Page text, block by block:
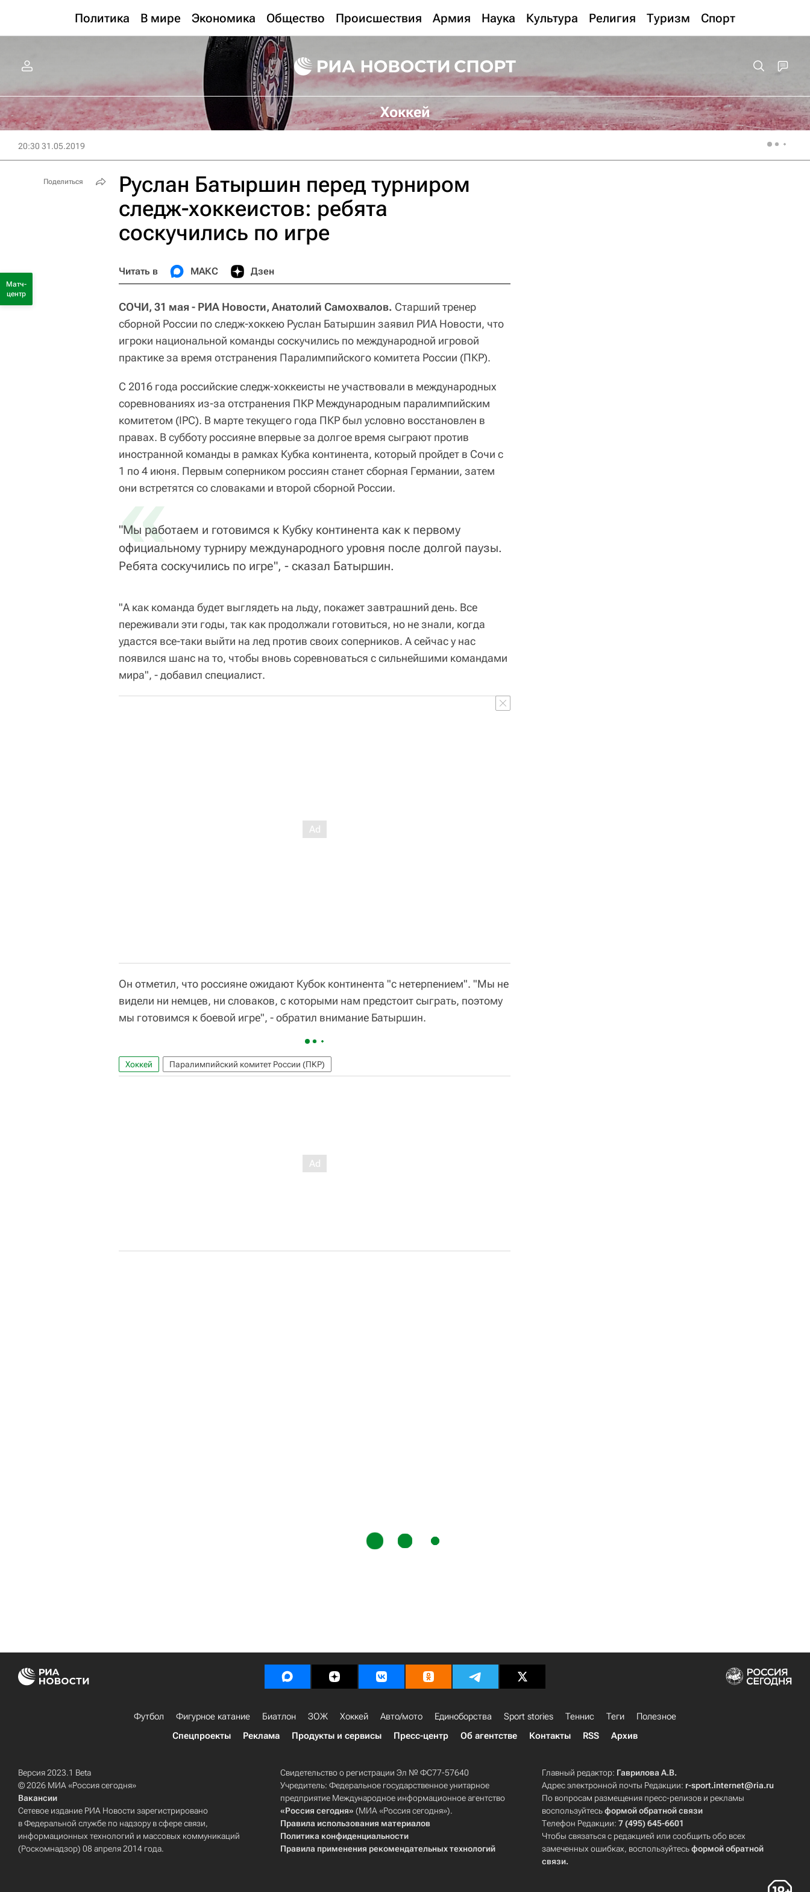
Политика В мире Экономика Общество Происшествия Армия Наука Культура Религия Туризм Спорт
Хоккей
20:30 31.05.2019
Руслан Батыршин перед турниром
следж-хоккеистов: ребята
соскучились по игре
Читать в МАКС Дзен
СОЧИ, 31 мая - РИА Новости, Анатолий Самохвалов. Старший тренер
сборной России по следж-хоккею Руслан Батыршин заявил РИА Новости, что
игроки национальной команды соскучились по международной игровой
практике за время отстранения Паралимпийского комитета России (ПКР).
С 2016 года российские следж-хоккеисты не участвовали в международных
соревнованиях из-за отстранения ПКР Международным паралимпийским
комитетом (IPC). В марте текущего года ПКР был условно восстановлен в
правах. В субботу россияне впервые за долгое время сыграют против
иностранной команды в рамках Кубка континента, который пройдет в Сочи с
1 по 4 июня. Первым соперником россиян станет сборная Германии, затем
они встретятся со словаками и второй сборной России.
«
"Мы работаем и готовимся к Кубку континента как к первому
официальному турниру международного уровня после долгой паузы.
Ребята соскучились по игре", - сказал Батыршин.
"А как команда будет выглядеть на льду, покажет завтрашний день. Все
переживали эти годы, так как продолжали готовиться, но не знали, когда
удастся все-таки выйти на лед против своих соперников. А сейчас у нас
появился шанс на то, чтобы вновь соревноваться с сильнейшими командами
мира", - добавил специалист.
Он отметил, что россияне ожидают Кубок континента "с нетерпением". "Мы не
видели ни немцев, ни словаков, с которыми нам предстоит сыграть, поэтому
мы готовимся к боевой игре", - обратил внимание Батыршин.
Хоккей Паралимпийский комитет России (ПКР)
Поделиться
Матч-
центр
Футбол Фигурное катание Биатлон ЗОЖ Хоккей Авто/мото Единоборства Sport stories Теннис Теги
Полезное
Спецпроекты
Реклама Продукты и сервисы Пресс-центр Об агентстве Контакты RSS Архив
Версия 2023.1 Beta
© 2026 МИА «Россия сегодня»
Вакансии
Сетевое издание РИА Новости зарегистрировано
в Федеральной службе по надзору в сфере связи,
информационных технологий и массовых коммуникаций
(Роскомнадзор) 08 апреля 2014 года.
Свидетельство о регистрации Эл № ФС77-57640
Учредитель: Федеральное государственное унитарное
предприятие Международное информационное агентство
«Россия сегодня» (МИА «Россия сегодня»).
Правила использования материалов
Политика конфиденциальности
Правила применения рекомендательных технологий
Главный редактор: Гаврилова А.В.
Адрес электронной почты Редакции: r-sport.internet@ria.ru
По вопросам размещения пресс-релизов и рекламы
воспользуйтесьформой обратной связи
Телефон Редакции:7 (495) 645-6601
Чтобы связаться с редакцией или сообщить обо всех
замеченных ошибках, воспользуйтесьформой обратной
связи.